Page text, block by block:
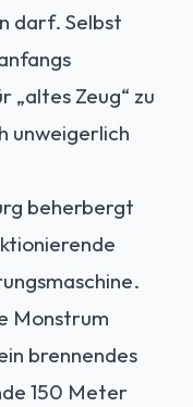
darf. Selbst
„altes Zeug“ zu
unweigerlich
beherbergt
Monstrum
brennendes
150 Meter